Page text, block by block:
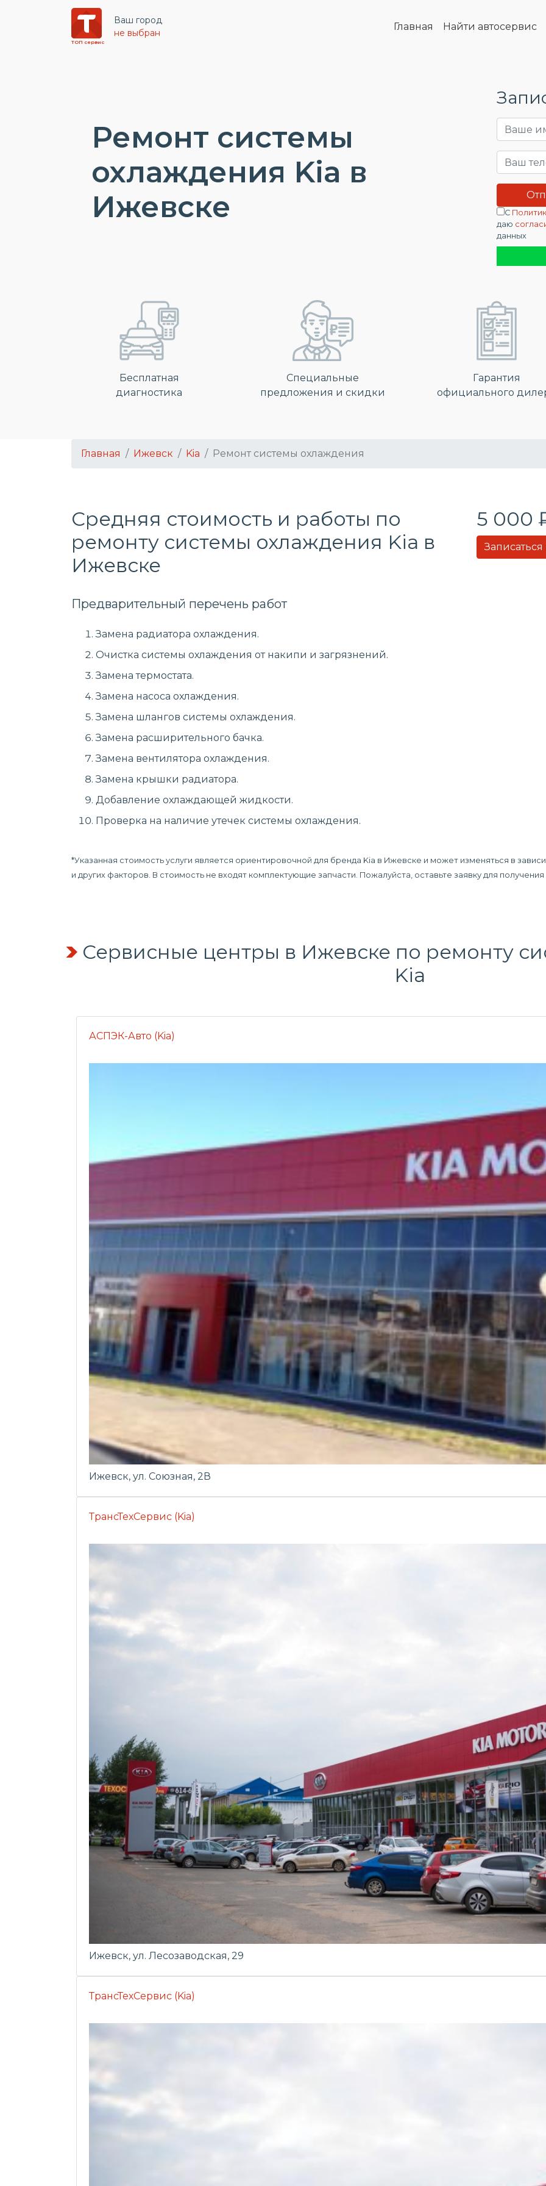
ТОП сервис
Ваш город
не выбран
Главная Найти автосервис
Ремонт системы
охлаждения Kia в
Ижевске
С
даю
данных
Бесплатная
диагностика
Специальные
предложения и скидки
Гарантия
официального
Главная Ижевск Kia Ремонт системы охлаждения
Средняя стоимость и работы по
ремонту системы охлаждения Kia в
Ижевске
5 000
Предварительный перечень работ
Замена радиатора охлаждения.
Очистка системы охлаждения от накипи и загрязнений.
Замена термостата.
Замена насоса охлаждения.
Замена шлангов системы охлаждения.
Замена расширительного бачка.
Замена вентилятора охлаждения.
Замена крышки радиатора.
Добавление охлаждающей жидкости.
Проверка на наличие утечек системы охлаждения.
*Указанная стоимость услуги является ориентировочной для бренда Kia в Ижевске и может изменяться в
и других факторов. В стоимость не входят комплектующие запчасти. Пожалуйста, оставьте заявку для
Сервисные центры в Ижевске по ремонту
Kia
АСПЭК-Авто (Kia)
Ижевск, ул. Союзная, 2В
ТрансТехСервис (Kia)
Ижевск, ул. Лесозаводская, 29
ТрансТехСервис (Kia)